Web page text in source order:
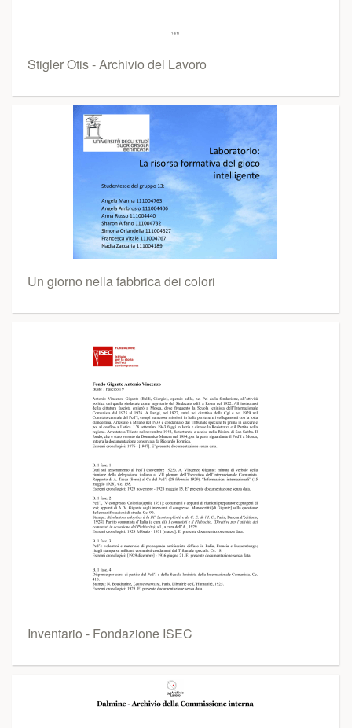
Stigler Otis - Archivio del Lavoro
Un giorno nella fabbrica dei colori
Inventario - Fondazione ISEC